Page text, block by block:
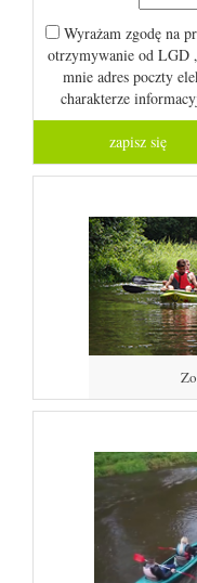
Wyrażam zgodę na
otrzymywanie od LGD
mnie adres poczty
charakterze